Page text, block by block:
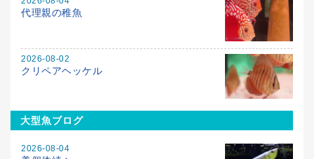
代理親の稚魚
2026-08-02
クリペアヘッケル
大型魚ブログ
2026-08-04